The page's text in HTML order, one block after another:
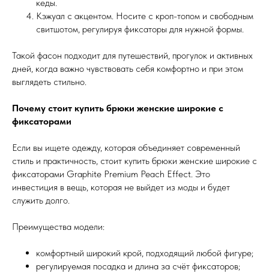
кеды.
Кэжуал с акцентом. Носите с кроп-топом и свободным
свитшотом, регулируя фиксаторы для нужной формы.
Такой фасон подходит для путешествий, прогулок и активных
дней, когда важно чувствовать себя комфортно и при этом
выглядеть стильно.
Почему стоит купить брюки женские широкие с
фиксаторами
Если вы ищете одежду, которая объединяет современный
стиль и практичность, стоит купить брюки женские широкие с
фиксаторами Graphite Premium Peach Effect. Это
инвестиция в вещь, которая не выйдет из моды и будет
служить долго.
Преимущества модели:
комфортный широкий крой, подходящий любой фигуре;
регулируемая посадка и длина за счёт фиксаторов;